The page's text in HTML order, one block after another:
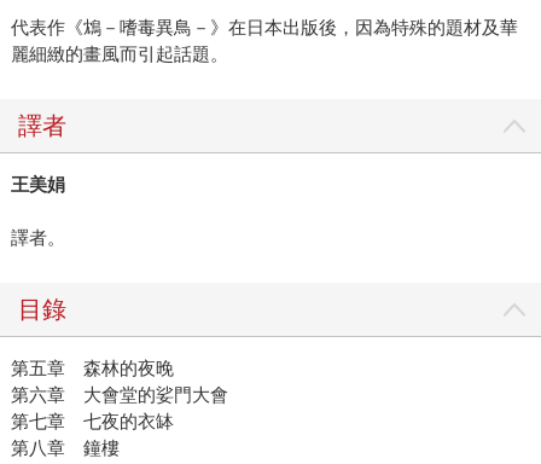
代表作《鴆－嗜毒異鳥－》在日本出版後，因為特殊的題材及華
麗細緻的畫風而引起話題。
譯者
王美娟
譯者。
目錄
第五章 森林的夜晚
第六章 大會堂的娑門大會
第七章 七夜的衣缽
第八章 鐘樓